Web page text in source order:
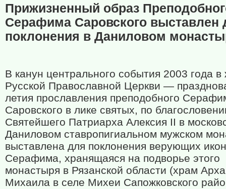
Прижизненный образ
Серафима Саровского выставлен
поклонения в Даниловом
В канун центрального события 2003 года в
Русской Православной Церкви —
летия прославления преподобного
Саровского в лике святых, по
Святейшего Патриарха Алексия II в
Даниловом ставропигиальном мужском
выставлена для поклонения верующих
Серафима, хранящаяся на подворье этого
монастыря в Рязанской области (храм
Михаила в селе Михеи Сапожковского